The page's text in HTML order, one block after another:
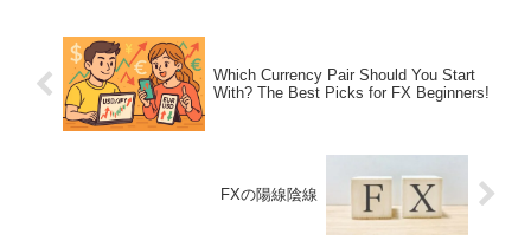
Which Currency Pair Should You Start
With? The Best Picks for FX Beginners!
FXの陽線陰線